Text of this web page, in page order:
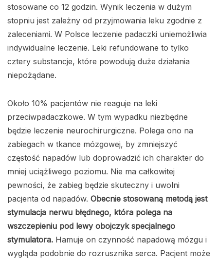
stosowane co 12 godzin. Wynik leczenia w dużym
stopniu jest zależny od przyjmowania leku zgodnie z
zaleceniami. W Polsce leczenie padaczki uniemożliwia
indywidualne leczenie. Leki refundowane to tylko
cztery substancje, które powodują duże działania
niepożądane.
Około 10% pacjentów nie reaguje na leki
przeciwpadaczkowe. W tym wypadku niezbędne
będzie leczenie neurochirurgiczne. Polega ono na
zabiegach w tkance mózgowej, by zmniejszyć
częstość napadów lub doprowadzić ich charakter do
mniej uciążliwego poziomu. Nie ma całkowitej
pewności, że zabieg będzie skuteczny i uwolni
pacjenta od napadów. Obecnie stosowaną metodą jest
stymulacja nerwu błędnego, która polega na
wszczepieniu pod lewy obojczyk specjalnego
stymulatora. Hamuje on czynność napadową mózgu i
wygląda podobnie do rozrusznika serca. Pacjent może